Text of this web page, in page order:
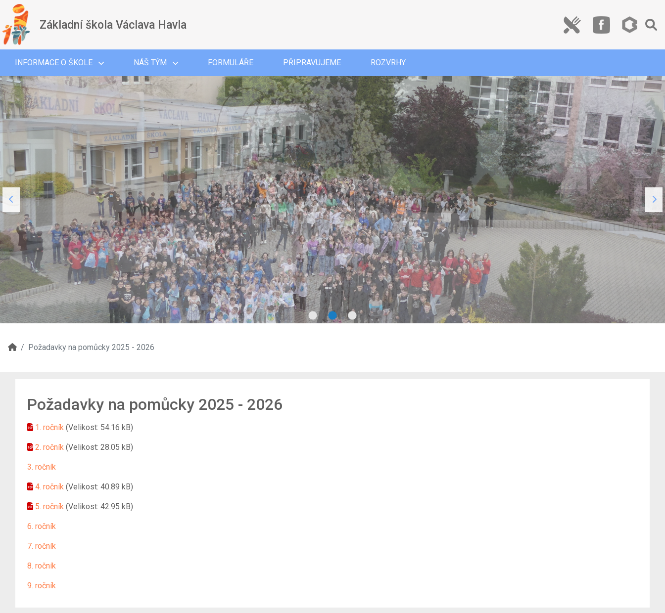
Základní škola Václava Havla
INFORMACE O ŠKOLE NÁŠ TÝM FORMULÁŘE PŘIPRAVUJEME ROZVRHY
Požadavky na pomůcky 2025 - 2026
Požadavky na pomůcky 2025 - 2026
1. ročník (Velikost: 54.16 kB)
2. ročník (Velikost: 28.05 kB)
3. ročník
4. ročník (Velikost: 40.89 kB)
5. ročník (Velikost: 42.95 kB)
6. ročník
7. ročník
8. ročník
9. ročník